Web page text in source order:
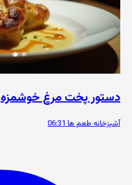
دستور پخت مرغ خوشمزه
آشپزخانه طعم ها06:31